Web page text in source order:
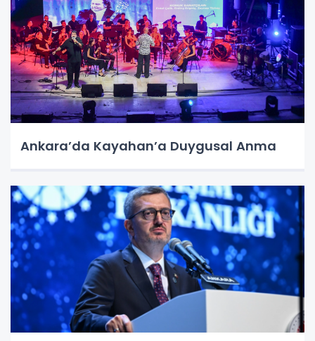
Ankara’da Kayahan’a Duygusal Anma